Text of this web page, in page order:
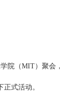
院（MIT）聚会
式活动。